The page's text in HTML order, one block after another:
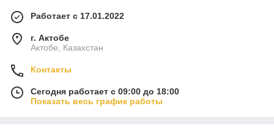
Работает с 17.01.2022
г. Актобе
Актобе, Казахстан
Контакты
Сегодня работает с 09:00 до 18:00
Показать весь график работы